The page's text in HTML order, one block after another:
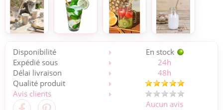
Disponibilité
En stock
Expédié sous
24h
Délai livraison
48h
Qualité produit
Avis clients
Aucun avis